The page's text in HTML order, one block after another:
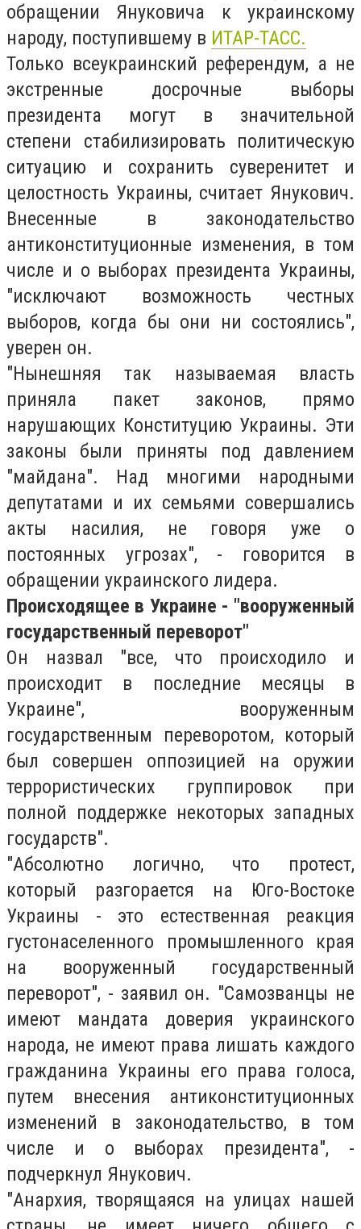
обращении Януковича к украинскому
народу, поступившему в ИТАР-ТАСС.
Только всеукраинский референдум, а не
экстренные досрочные выборы
президента могут в значительной
степени стабилизировать политическую
ситуацию и сохранить суверенитет и
целостность Украины, считает Янукович.
Внесенные в законодательство
антиконституционные изменения, в том
числе и о выборах президента Украины,
"исключают возможность честных
выборов, когда бы они ни состоялись",
уверен он.
"Нынешняя так называемая власть
приняла пакет законов, прямо
нарушающих Конституцию Украины. Эти
законы были приняты под давлением
"майдана". Над многими народными
депутатами и их семьями совершались
акты насилия, не говоря уже о
постоянных угрозах", - говорится в
обращении украинского лидера.
Происходящее в Украине - "вооруженный
государственный переворот"
Он назвал "все, что происходило и
происходит в последние месяцы в
Украине", вооруженным
государственным переворотом, который
был совершен оппозицией на оружии
террористических группировок при
полной поддержке некоторых западных
государств".
"Абсолютно логично, что протест,
который разгорается на Юго-Востоке
Украины - это естественная реакция
густонаселенного промышленного края
на вооруженный государственный
переворот", - заявил он. "Самозванцы не
имеют мандата доверия украинского
народа, не имеют права лишать каждого
гражданина Украины его права голоса,
путем внесения антиконституционных
изменений в законодательство, в том
числе и о выборах президента", -
подчеркнул Янукович.
"Анархия, творящаяся на улицах нашей